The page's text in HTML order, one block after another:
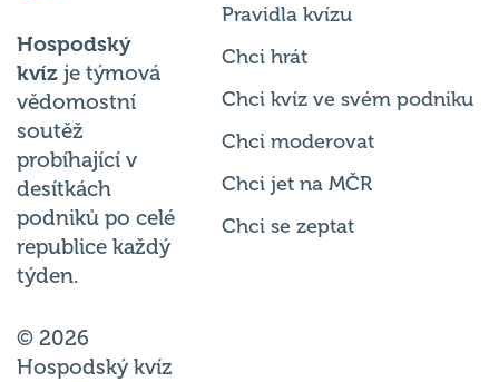
Hospodský
kvíz je týmová
vědomostní
soutěž
probíhající v
desítkách
podniků po celé
republice každý
týden.
© 2026
Hospodský kvíz
Pravidla kvízu
Chci hrát
Chci kvíz ve svém podniku
Chci moderovat
Chci jet na MČR
Chci se zeptat